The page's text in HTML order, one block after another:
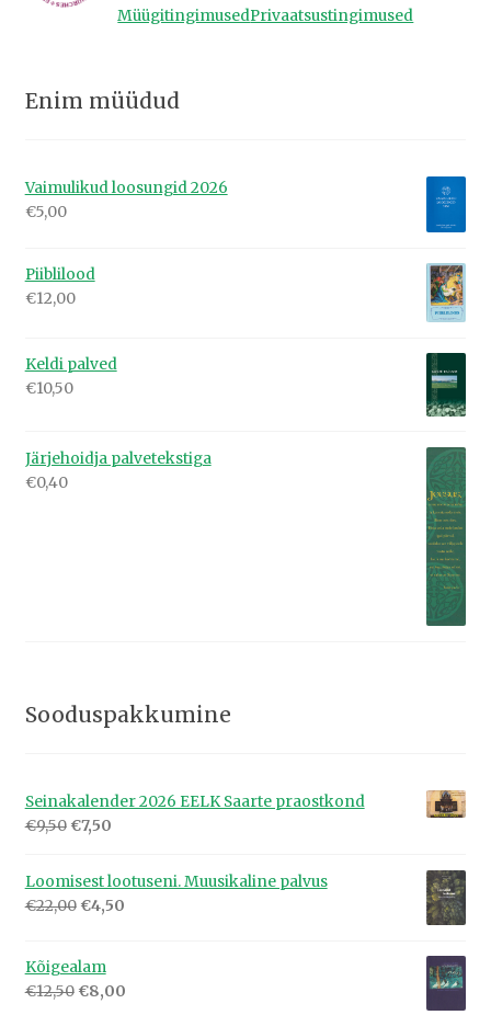
MüügitingimusedPrivaatsustingimused
Enim müüdud
Vaimulikud loosungid 2026
€5,00
Piiblilood
€12,00
Keldi palved
€10,50
Järjehoidja palvetekstiga
€0,40
Sooduspakkumine
Seinakalender 2026 EELK Saarte praostkond
€9,50 Algne
oli:
€9,50.
€7,50Praegune
on:
€7,50.
Loomisest lootuseni. Muusikaline palvus
€22,00 Algne
€22,00.
€4,50Praegune
Kõigealam
€12,50 Algne
€8,00Praegune